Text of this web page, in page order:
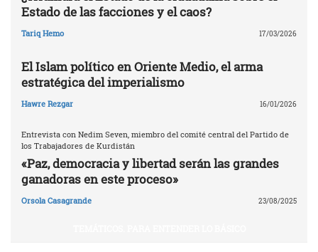
Estado de las facciones y el caos?
Tariq Hemo 17/03/2026
El Islam político en Oriente Medio, el arma
estratégica del imperialismo
Hawre Rezgar 16/01/2026
Entrevista con Nedim Seven, miembro del comité central del Partido de
los Trabajadores de Kurdistán
«Paz, democracia y libertad serán las grandes
ganadoras en este proceso»
Orsola Casagrande 23/08/2025